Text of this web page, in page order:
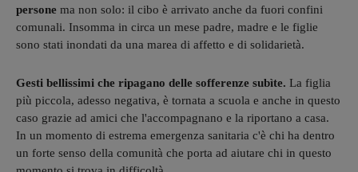
persone ma non solo: il cibo è arrivato anche da fuori confini
comunali. Insomma in circa un mese padre, madre e le figlie
sono stati inondati da una marea di affetto e di solidarietà.
Gesti bellissimi che ripagano delle sofferenze subìte. La figlia
più piccola, adesso negativa, è tornata a scuola e anche in questo
caso grazie ad amici che l'accompagnano e la riportano a casa.
In un momento di estrema emergenza sanitaria c'è chi ha dentro
un forte senso della comunità che porta ad aiutare chi in questo